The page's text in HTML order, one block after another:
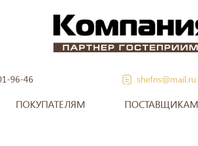
96-46 shefns@mail.ru
ПОКУПАТЕЛЯМ ПОСТАВЩИКАМ